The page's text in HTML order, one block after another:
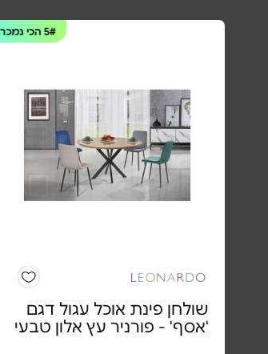
5# הכי נמכר
שולחן פינת אוכל עגול דגם
'אסף' - פורניר עץ אלון טבעי